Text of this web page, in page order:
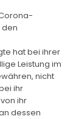
den
hat bei ihrer
Leistung im
nicht
ihr
ihr
dessen